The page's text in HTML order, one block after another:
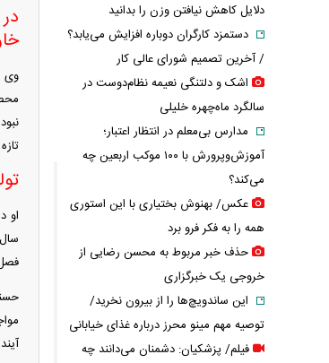
وی
دلایل کاهش نیافتن وزن را بدانید
دستمزد کارگران دوباره افزایش می‌یابد؟
/ آخرین تصمیم شورای عالی کار
اشک و دلتنگی نعیمه نظام‌دوست در
سالگرد ماه‌چهره خلیلی
مدارس بی‌معلم در انتظار اعتبار؛
آموزش‌وپرورش با ۱۰۰ موکب اربعین چه
می‌کند؟
عکس/ بهنوش بختیاری با این استوری
همه را به فکر فرو برد
حذف خبر مربوط به محسن رضایی از
خروجی یک خبرگزاری
این ساندویچ‌ها را از بیرون نخرید/
توصیه مهم مینو محرز درباره غذای خیابانی
فیلم/ پزشکیان: دشمنان می‌دانند چه